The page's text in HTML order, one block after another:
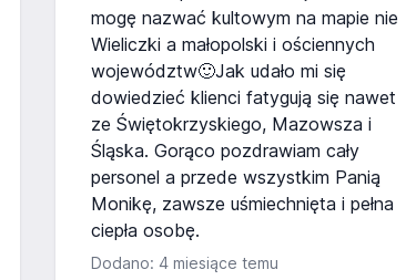
mogę nazwać kultowym na mapie nie
Wieliczki a małopolski i ościennych
województw🙂Jak udało mi się
dowiedzieć klienci fatygują się nawet
ze Świętokrzyskiego, Mazowsza i
Śląska. Gorąco pozdrawiam cały
personel a przede wszystkim Panią
Monikę, zawsze uśmiechnięta i pełna
ciepła osobę.
Dodano: 4 miesiące temu